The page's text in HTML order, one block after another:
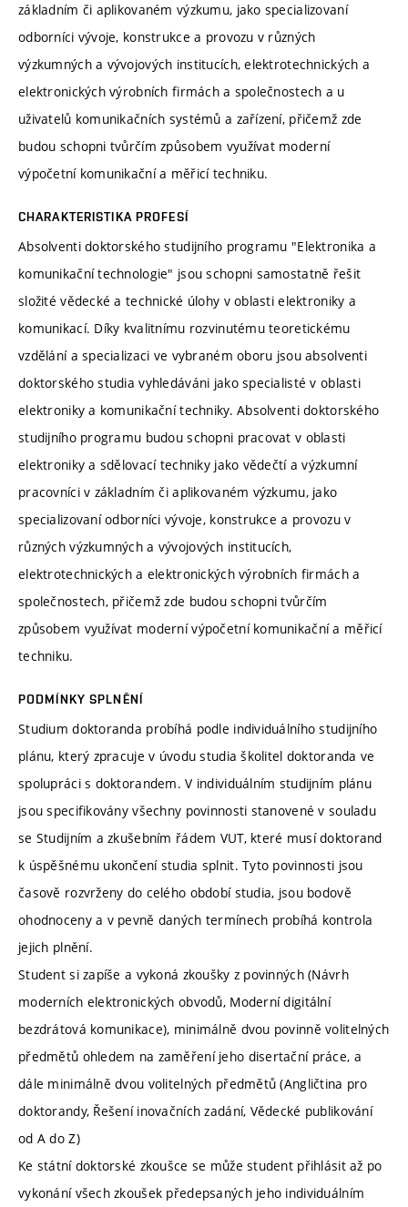
základním či aplikovaném výzkumu, jako specializovaní
odborníci vývoje, konstrukce a provozu v různých
výzkumných a vývojových institucích, elektrotechnických a
elektronických výrobních firmách a společnostech a u
uživatelů komunikačních systémů a zařízení, přičemž zde
budou schopni tvůrčím způsobem využívat moderní
výpočetní komunikační a měřicí techniku.
CHARAKTERISTIKA PROFESÍ
Absolventi doktorského studijního programu "Elektronika a
komunikační technologie" jsou schopni samostatně řešit
složité vědecké a technické úlohy v oblasti elektroniky a
komunikací. Díky kvalitnímu rozvinutému teoretickému
vzdělání a specializaci ve vybraném oboru jsou absolventi
doktorského studia vyhledáváni jako specialisté v oblasti
elektroniky a komunikační techniky. Absolventi doktorského
studijního programu budou schopni pracovat v oblasti
elektroniky a sdělovací techniky jako vědečtí a výzkumní
pracovníci v základním či aplikovaném výzkumu, jako
specializovaní odborníci vývoje, konstrukce a provozu v
různých výzkumných a vývojových institucích,
elektrotechnických a elektronických výrobních firmách a
společnostech, přičemž zde budou schopni tvůrčím
způsobem využívat moderní výpočetní komunikační a měřicí
techniku.
PODMÍNKY SPLNĚNÍ
Studium doktoranda probíhá podle individuálního studijního
plánu, který zpracuje v úvodu studia školitel doktoranda ve
spolupráci s doktorandem. V individuálním studijním plánu
jsou specifikovány všechny povinnosti stanovené v souladu
se Studijním a zkušebním řádem VUT, které musí doktorand
k úspěšnému ukončení studia splnit. Tyto povinnosti jsou
časově rozvrženy do celého období studia, jsou bodově
ohodnoceny a v pevně daných termínech probíhá kontrola
jejich plnění.
Student si zapíše a vykoná zkoušky z povinných (Návrh
moderních elektronických obvodů, Moderní digitální
bezdrátová komunikace), minimálně dvou povinně volitelných
předmětů ohledem na zaměření jeho disertační práce, a
dále minimálně dvou volitelných předmětů (Angličtina pro
doktorandy, Řešení inovačních zadání, Vědecké publikování
od A do Z)
Ke státní doktorské zkoušce se může student přihlásit až po
vykonání všech zkoušek předepsaných jeho individuálním